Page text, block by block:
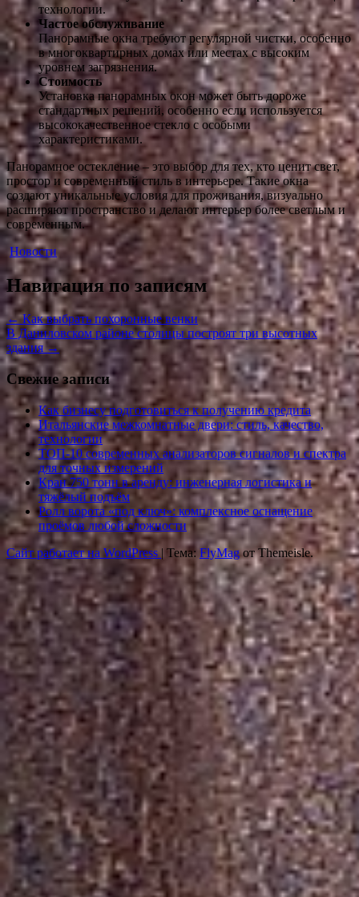
технологии.
Частое обслуживание
Панорамные окна требуют регулярной чистки, особенно
в многоквартирных домах или местах с высоким
уровнем загрязнения.
Стоимость
Установка панорамных окон может быть дороже
стандартных решений, особенно если используется
высококачественное стекло с особыми
характеристиками.
Панорамное остекление – это выбор для тех, кто ценит свет,
простор и современный стиль в интерьере. Такие окна
создают уникальные условия для проживания, визуально
расширяют пространство и делают интерьер более светлым и
современным.
Новости
Навигация по записям
←Как выбрать похоронные венки
В Даниловском районе столицы построят три высотных
здания→
Свежие записи
Как бизнесу подготовиться к получению кредита
Итальянские межкомнатные двери: стиль, качество,
технологии
ТОП-10 современных анализаторов сигналов и спектра
для точных измерений
Кран 750 тонн в аренду: инженерная логистика и
тяжёлый подъём
Ролл ворота «под ключ»: комплексное оснащение
проёмов любой сложности
Сайт работает на WordPress | Тема: FlyMagот Themeisle.